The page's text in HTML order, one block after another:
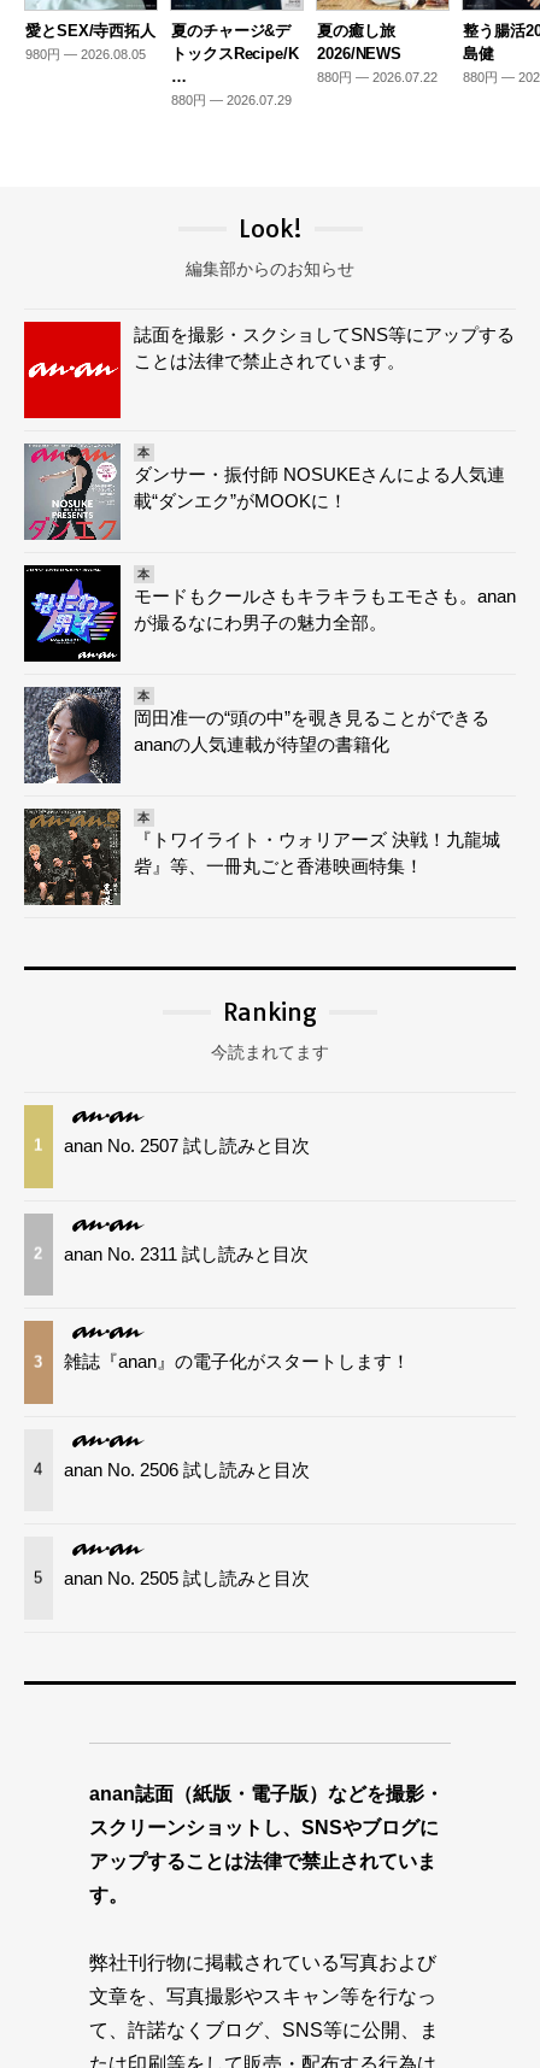
愛とSEX/寺西拓人
980円 — 2026.08.05
夏のチャージ&デ
トックスRecipe/K
…
880円 — 2026.07.29
夏の癒し旅
2026/NEWS
880円 — 2026.07.22
整う腸活
島健
880円 —
Look!
編集部からのお知らせ
誌面を撮影・スクショしてSNS等にアップする
ことは法律で禁止されています。
本
ダンサー・振付師 NOSUKEさんによる人気連
載“ダンエク”がMOOKに！
本
モードもクールさもキラキラもエモさも。anan
が撮るなにわ男子の魅力全部。
本
岡田准一の“頭の中”を覗き見ることができる
ananの人気連載が待望の書籍化
本
『トワイライト・ウォリアーズ 決戦！九龍城
砦』等、一冊丸ごと香港映画特集！
Ranking
今読まれてます
1 anan No. 2507 試し読みと目次
2 anan No. 2311 試し読みと目次
3 雑誌『anan』の電子化がスタートします！
4 anan No. 2506 試し読みと目次
5 anan No. 2505 試し読みと目次
anan誌面（紙版・電子版）などを撮影・
スクリーンショットし、SNSやブログに
アップすることは法律で禁止されていま
す。
弊社刊行物に掲載されている写真および
文章を、写真撮影やスキャン等を行なっ
て、許諾なくブログ、SNS等に公開、ま